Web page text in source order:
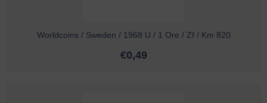
Worldcoins / Sweden / 1968 U / 1 Ore / Zf / Km 820
€0,49